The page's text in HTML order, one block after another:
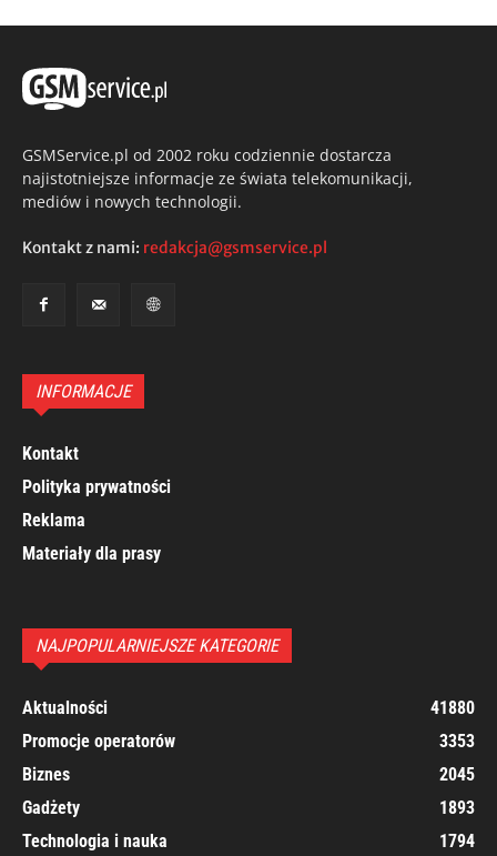
GSMService.pl od 2002 roku codziennie dostarcza
najistotniejsze informacje ze świata telekomunikacji,
mediów i nowych technologii.
Kontakt z nami: redakcja@gsmservice.pl
INFORMACJE
Kontakt
Polityka prywatności
Reklama
Materiały dla prasy
NAJPOPULARNIEJSZE KATEGORIE
Aktualności
41880
Promocje operatorów
3353
Biznes
2045
Gadżety
1893
Technologia i nauka
1794